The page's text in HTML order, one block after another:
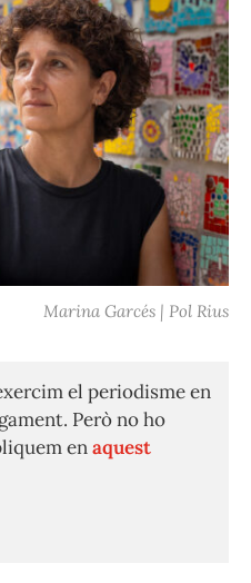
Marina Garcés | Pol Rius
el periodisme en
Però no ho
enaquest